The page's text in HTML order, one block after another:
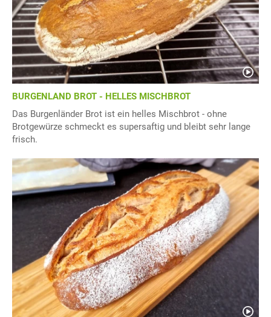
BURGENLAND BROT - HELLES MISCHBROT
Das Burgenländer Brot ist ein helles Mischbrot - ohne
Brotgewürze schmeckt es supersaftig und bleibt sehr lange
frisch.